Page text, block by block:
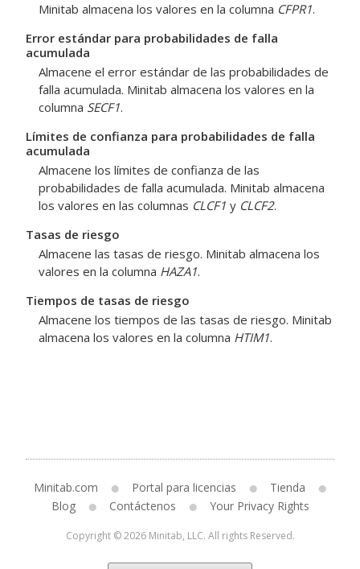
Minitab almacena los valores en la columna CFPR1.
Error estándar para probabilidades de falla
acumulada
Almacene el error estándar de las probabilidades de
falla acumulada. Minitab almacena los valores en la
columna SECF1.
Límites de confianza para probabilidades de falla
acumulada
Almacene los límites de confianza de las
probabilidades de falla acumulada. Minitab almacena
los valores en las columnas CLCF1 y CLCF2.
Tasas de riesgo
Almacene las tasas de riesgo. Minitab almacena los
valores en la columna HAZA1.
Tiempos de tasas de riesgo
Almacene los tiempos de las tasas de riesgo. Minitab
almacena los valores en la columna HTIM1.
Minitab.com Portal para licencias
Tienda
Blog
Contáctenos Your Privacy Rights
Copyright © 2026 Minitab, LLC. All rights Reserved.